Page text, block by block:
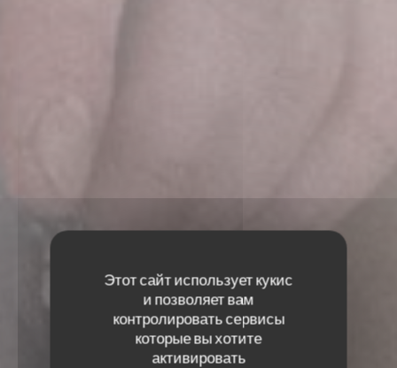
Этот сайт использует кукис
и позволяет вам
контролировать сервисы
которые вы хотите
активировать